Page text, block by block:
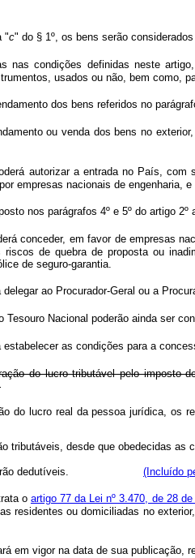
"c" do § 1º, os bens serão
nas condições definidas neste
usados ou não, bem como,
dos bens referidos no
ou venda dos bens no
autorizar a entrada no País,
empresas nacionais de engenharia,
nos parágrafos 4º e 5º do artigo
conceder, em favor de empresas
de quebra de proposta ou
de seguro-garantia.
ao Procurador-Geral ou a
Tesouro Nacional poderão ainda ser
estabelecer as condições para a
do lucro tributável pelo imposto
do lucro real da pessoa
desde que obedecidas as
dedutíveis. (Incluído
o artigo 77 da Lei nº 3.470, de 28
residentes ou domiciliadas no
em vigor na data de sua publicação,